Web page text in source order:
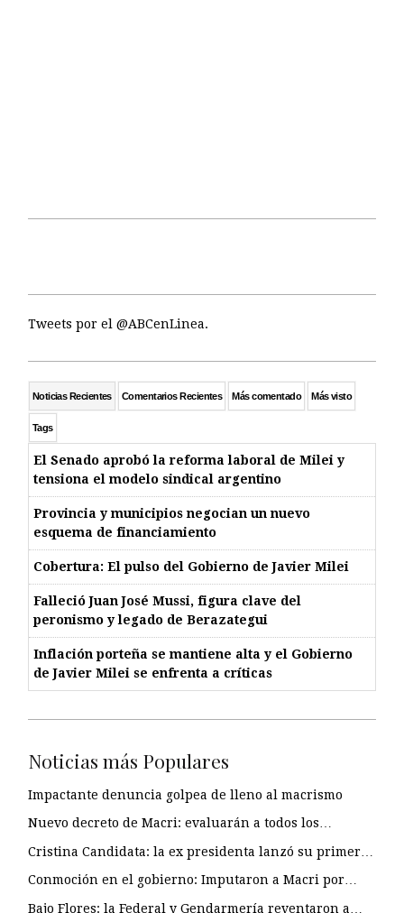
Tweets por el @ABCenLinea.
Noticias Recientes Comentarios Recientes Más comentado Más visto
Tags
El Senado aprobó la reforma laboral de Milei y
tensiona el modelo sindical argentino
Provincia y municipios negocian un nuevo
esquema de financiamiento
Cobertura: El pulso del Gobierno de Javier Milei
Falleció Juan José Mussi, figura clave del
peronismo y legado de Berazategui
Inflación porteña se mantiene alta y el Gobierno
de Javier Milei se enfrenta a críticas
Noticias más Populares
Impactante denuncia golpea de lleno al macrismo
Nuevo decreto de Macri: evaluarán a todos los…
Cristina Candidata: la ex presidenta lanzó su primer…
Conmoción en el gobierno: Imputaron a Macri por…
Bajo Flores: la Federal y Gendarmería reventaron a…